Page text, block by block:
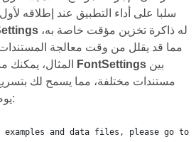
سلبا على أداء التطبيق عند إطلاقه
له ذاكرة تخزين مؤقت خاصة به،
مما قد يقلل من وقت معالجة
FontSettingsبين
مستندات مختلفة، مما يسمح لك
يوضح المثال التالي هذا:
examples and data files, please go to